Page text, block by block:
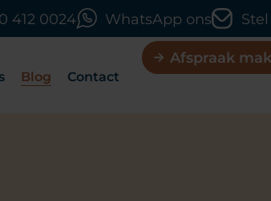
412 0024 WhatsApp ons
Blog Contact
Afspraak